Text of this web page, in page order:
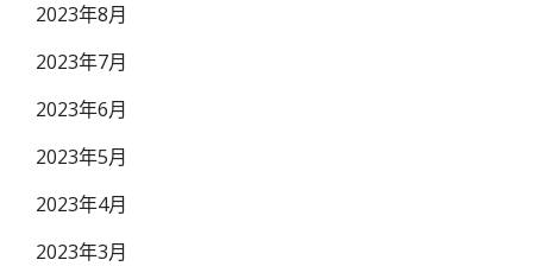
2023年8月
2023年7月
2023年6月
2023年5月
2023年4月
2023年3月